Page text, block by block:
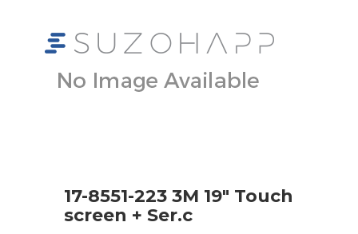
17-8551-223 3M 19" Touch
screen + Ser.c